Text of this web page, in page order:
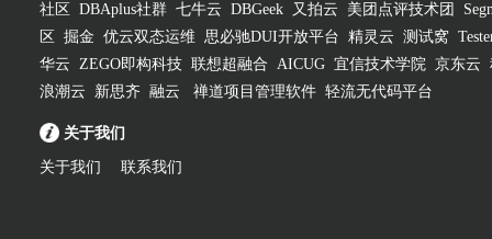
社区
DBAplus社群 七牛云 DBGeek 又拍云 美团点评技术团
区
掘金 优云双态运维 思必驰DUI开放平台 精灵云 测试窝
华云 ZEGO即构科技 联想超融合 AICUG 宜信技术学院 京东云
浪潮云
新思齐 融云 禅道项目管理软件 轻流无代码平台
关于我们
关于我们 联系我们